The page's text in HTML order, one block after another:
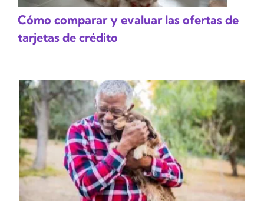
Cómo comparar y evaluar las ofertas de
tarjetas de crédito